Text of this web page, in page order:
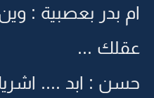
ام بدر بعصبية :
عقلك ...
حسن : ابد ....